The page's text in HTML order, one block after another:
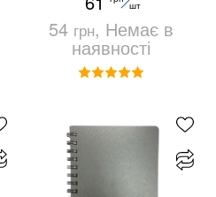
BM.24671101
шт
54 грн, Немає в
наявності